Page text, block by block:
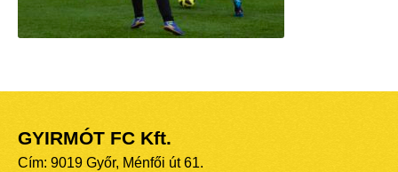
GYIRMÓT FC Kft.
Cím: 9019 Győr, Ménfői út 61.